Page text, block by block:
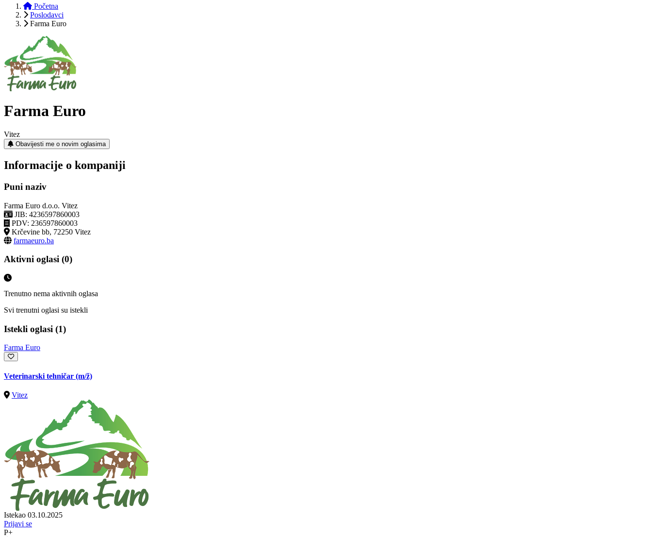
Početna
Poslodavci
Farma Euro
Farma Euro
Vitez
Obavijesti me o novim oglasima
Informacije o kompaniji
Puni naziv
Farma Euro d.o.o. Vitez
JIB: 4236597860003
PDV: 236597860003
Krčevine bb, 72250 Vitez
farmaeuro.ba
Aktivni oglasi (0)
Trenutno nema aktivnih oglasa
Svi trenutni oglasi su istekli
Istekli oglasi (1)
Farma Euro
Veterinarski tehničar (m/ž)
Vitez
Istekao 03.10.2025
Prijavi se
P+